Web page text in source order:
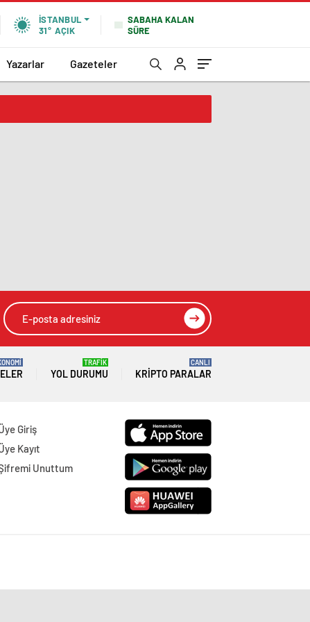
İSTANBUL
31° AÇIK
SABAHA KALAN
SÜRE
Yazarlar Gazeteler
YOL DURUMU
TRAFİK
KRIPTO PARALAR
CANLI
Giriş
Kayıt
Unuttum